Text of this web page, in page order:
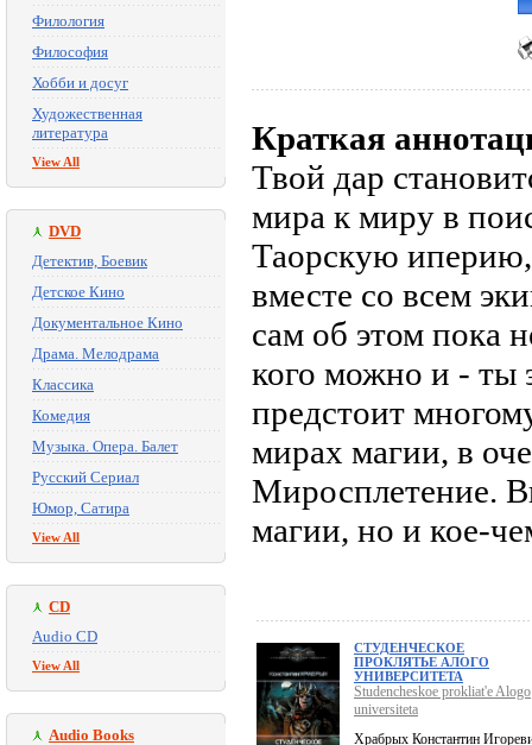
Филология
Философия
Хобби и досуг
Художественная
литература
View All
DVD
Детектив, Боевик
Детское Кино
Документальное Кино
Драма. Мелодрама
Классика
Комедия
Музыка. Опера. Балет
Русский Сериал
Юмор, Сатира
View All
CD
Audio CD
View All
Audio Books
Краткая
Твой дар
мира к миру в
Таорскую
вместе со всем
сам об этом пока
кого можно и - ты
предстоит
мирах магии, в
Миросплетение.
магии, но и кое-
СТУДЕНЧЕСКОЕ
ПРОКЛЯТЬЕ АЛОГО
УНИВЕРСИТЕТА
Studencheskoe prokliat'e Alogo
universiteta
Храбрых Константин